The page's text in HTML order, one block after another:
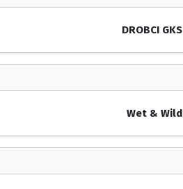
DROBCI GKS
Wet & Wild